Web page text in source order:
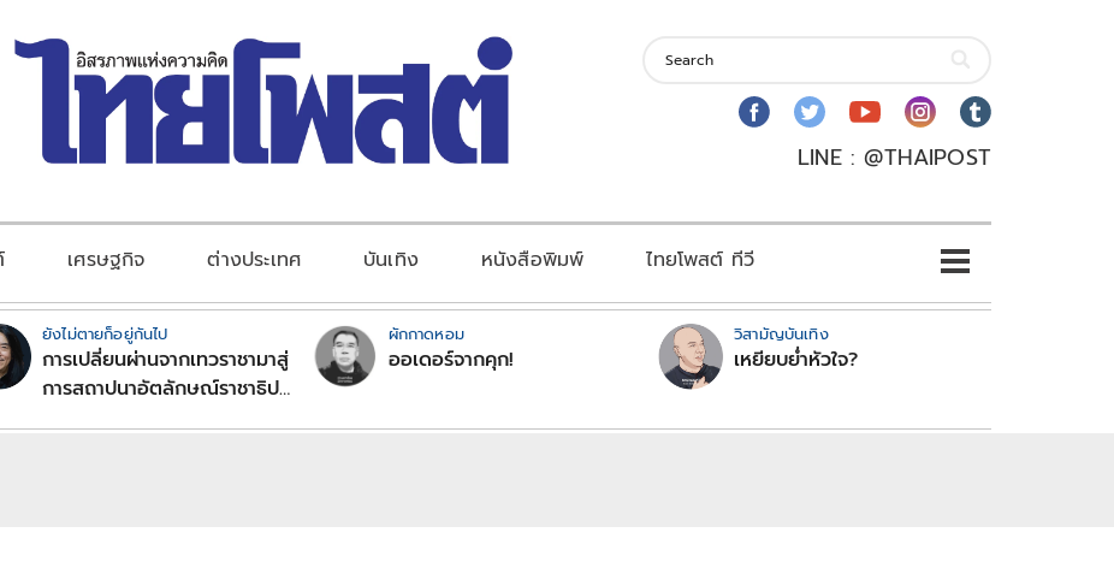
LINE : @THAIPOST
เศรษฐกิจ ต่างประเทศ บันเทิง หนังสือพิมพ์ ไทยโพสต์ ทีวี
ยังไม่ตายก็อยู่กันไป
การเปลี่ยนผ่านจากเทวราชามาสู่
การสถาปนาอัตลักษณ์ราชาธิป
ผักกาดหอม
ออเดอร์จากคุก!
วิสามัญบันเทิง
เหยียบย่ำหัวใจ?